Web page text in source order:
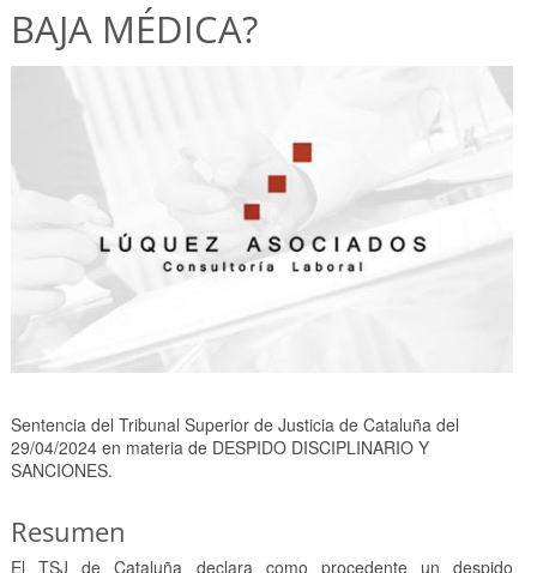
BAJA MÉDICA?
Sentencia del Tribunal Superior de Justicia de Cataluña del
29/04/2024 en materia de DESPIDO DISCIPLINARIO Y
SANCIONES.
Resumen
El TSJ de Cataluña declara como procedente un despido